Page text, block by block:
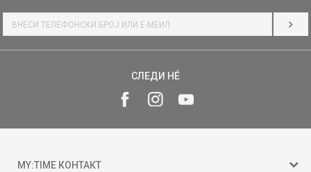
СЛЕДИ НÉ
MY:TIME КОНТАКТ